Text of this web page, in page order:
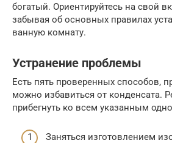
богатый. Ориентируйтесь на свой
забывая об основных правилах
ванную комнату.
Устранение проблемы
Есть пять проверенных способов,
можно избавиться от конденсата.
прибегнуть ко всем указанным
Заняться изготовлением